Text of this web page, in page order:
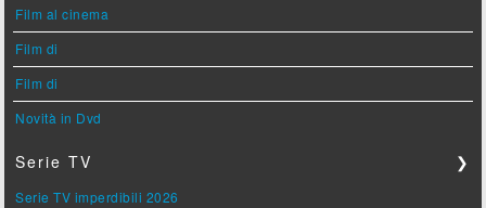
Film al cinema
Film di
Film di
Novità in Dvd
Serie TV ❯
Serie TV imperdibili 2026